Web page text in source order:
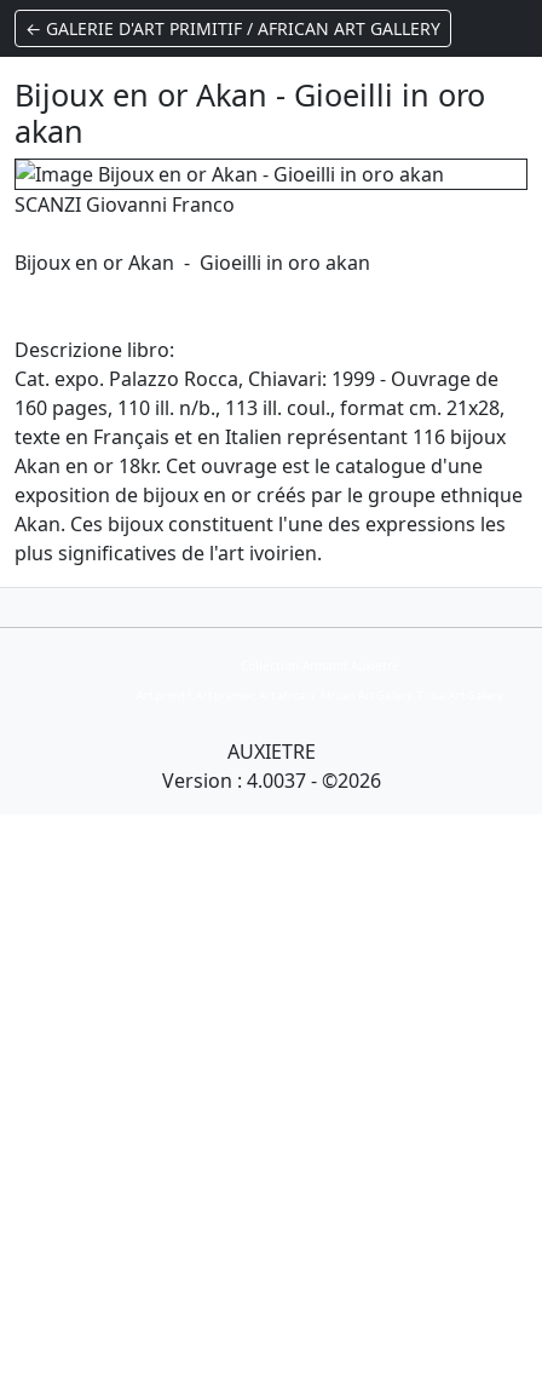
← GALERIE D'ART PRIMITIF / AFRICAN ART GALLERY
Bijoux en or Akan - Gioeilli in oro
akan
SCANZI Giovanni Franco
Bijoux en or Akan - Gioeilli in oro akan
Descrizione libro:
Cat. expo. Palazzo Rocca, Chiavari: 1999 - Ouvrage de
160 pages, 110 ill. n/b., 113 ill. coul., format cm. 21x28,
texte en Français et en Italien représentant 116 bijoux
Akan en or 18kr. Cet ouvrage est le catalogue d'une
exposition de bijoux en or créés par le groupe ethnique
Akan. Ces bijoux constituent l'une des expressions les
plus significatives de l'art ivoirien.
AUXIETRE
Version : 4.0037 - ©2026